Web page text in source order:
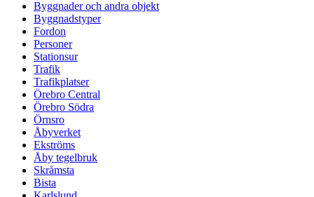
Byggnader och andra objekt
Byggnadstyper
Fordon
Personer
Stationsur
Trafik
Trafikplatser
Örebro Central
Örebro Södra
Örnsro
Åbyverket
Ekströms
Åby tegelbruk
Skråmsta
Bista